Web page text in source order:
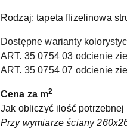
Rodzaj: tapeta flizelinowa
Dostępne warianty
ART. 35 0754 03 odcienie
ART. 35 0754 07 odcienie
Cena za m2
Jak obliczyć ilość potrzebnej
Przy wymiarze ściany